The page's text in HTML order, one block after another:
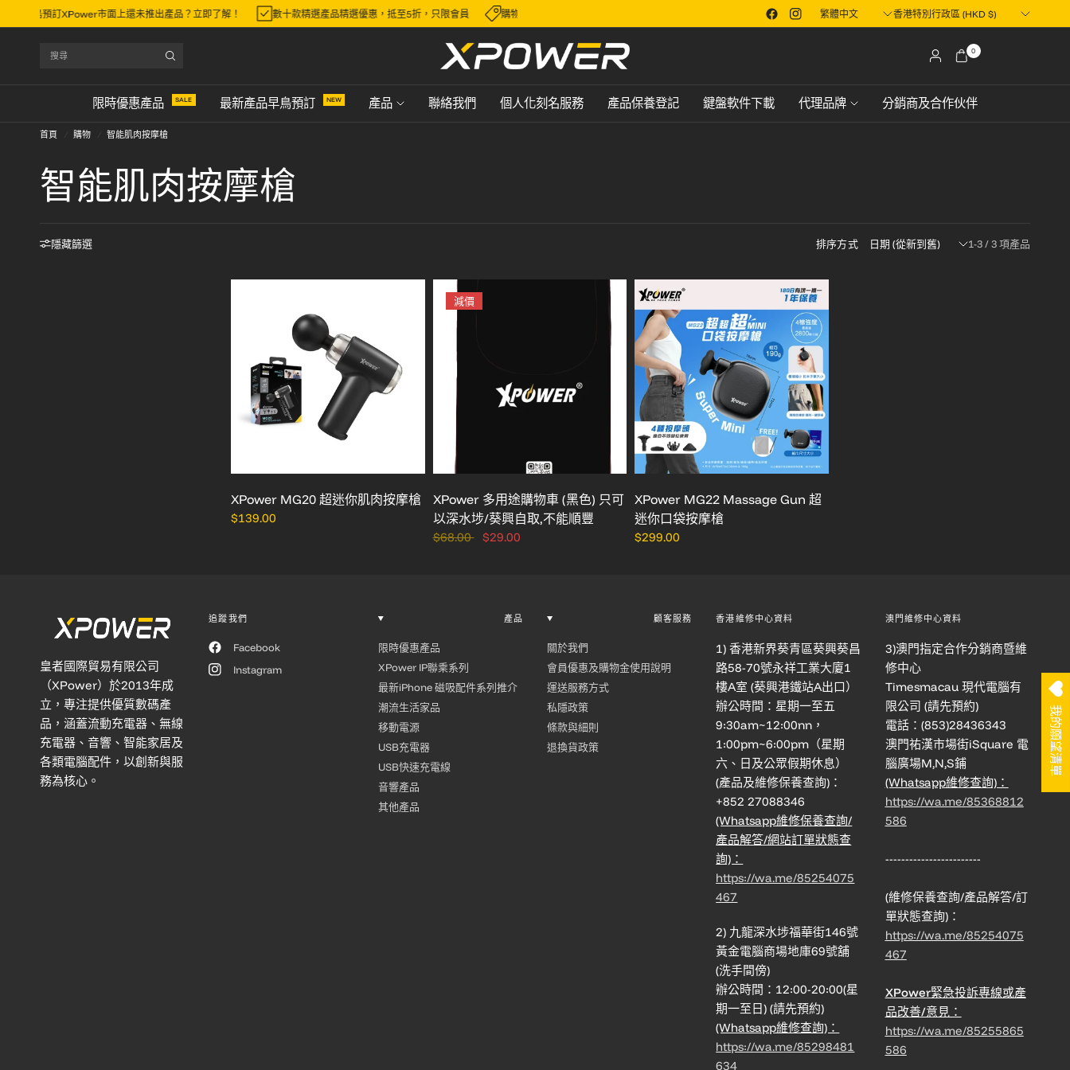
一步早鳥預訂XPower市面上還未推出產品？立即了解！ 數十款精選產品精選優惠，抵至5折，只限會員 購物滿 HK$600，即可免費順豐送貨，派送至香港或澳門地區 想搶先一步早鳥預訂XPower市面上還未推出產品？立即了解！
Translation
missing:
TW.localization.update_country
Translation
missing:
TW.localization.update_country
0
限時優惠產品 SALE 最新產品早鳥預訂 NEW 產品 聯絡我們 個人化刻名服務 產品保養登記 鍵盤軟件下載 代理品牌 分銷商及合作伙伴
首頁 購物 智能肌肉按摩槍
智能肌肉按摩槍
隱藏篩選 排序方式 1-3 / 3 項產品
XPower MG20 超迷你肌肉按摩槍
$139.00
減價
XPower 多用途購物車 (黑色) 只可
以深水埗/葵興自取,不能順豐
$68.00 $29.00
XPower MG22 Massage Gun 超
迷你口袋按摩槍
$299.00
皇者國際貿易有限公司
（XPower）於2013年成
立，專注提供優質數碼產
品，涵蓋流動充電器、無線
充電器、音響、智能家居及
各類電腦配件，以創新與服
務為核心。
追蹤我們
Facebook
Instagram
產品
限時優惠產品
XPower IP聯乘系列
最新iPhone 磁吸配件系列推介
潮流生活家品
移動電源
USB充電器
USB快速充電線
音響產品
其他產品
顧客服務
關於我們
會員優惠及購物金使用說明
運送服務方式
私隱政策
條款與細則
退換貨政策
香港維修中心資料
1) 香港新界葵青區葵興葵昌
路58-70號永祥工業大廈1
樓A室 (葵興港鐵站A出口）
辦公時間：星期一至五
9:30am~12:00nn，
1:00pm~6:00pm（星期
六、日及公眾假期休息）
(產品及維修保養查詢)：
+852 27088346
(Whatsapp維修保養查詢/
產品解答/網站訂單狀態查
詢)：
https://wa.me/85254075
467
2) 九龍深水埗福華街146號
黃金電腦商場地庫69號舖
(洗手間傍)
辦公時間：12:00-20:00(星
期一至日) (請先預約)
(Whatsapp維修查詢)：
https://wa.me/85298481
634
澳門維修中心資料
3)澳門指定合作分銷商暨維
修中心
Timesmacau 現代電腦有
限公司 (請先預約)
電話：(853)28436343
澳門祐漢市場街iSquare 電
腦廣場M,N,S鋪
(Whatsapp維修查詢)：
https://wa.me/85368812
586
------------------------
(維修保養查詢/產品解答/訂
單狀態查詢)：
https://wa.me/85254075
467
XPower緊急投訴專線或產
品改善/意見：
https://wa.me/85255865
586
我的願望清單